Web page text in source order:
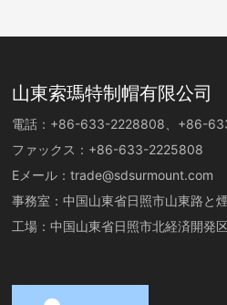
山東索瑪特制帽有限公司
電話： +86-633-2228808
+86-
ファックス： +86-633-2225808
Eメール：trade@sdsurmount.com
事務室：中国山東省日照市山東路と
工場：中国山東省日照市北経済開発